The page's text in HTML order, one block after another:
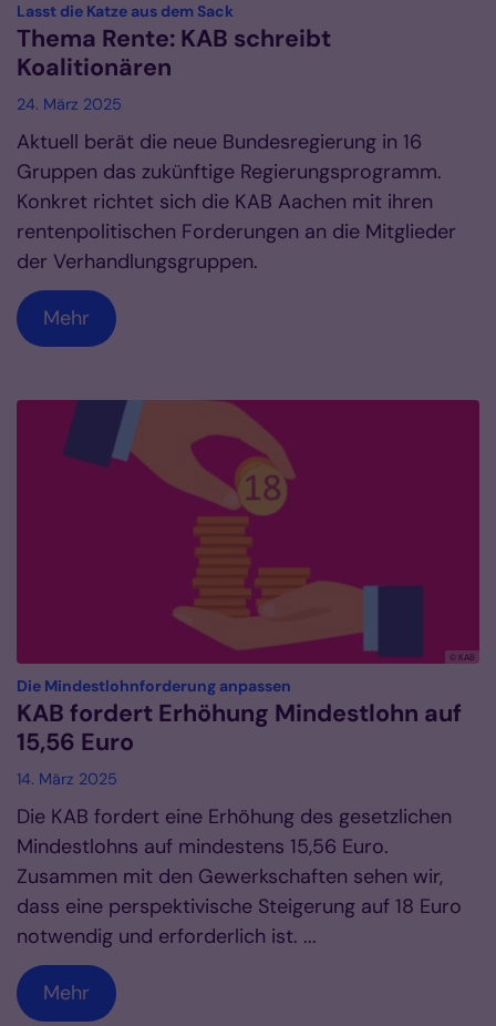
Lasst die Katze aus dem Sack
Thema Rente: KAB schreibt
Koalitionären
24. März 2025
Aktuell berät die neue Bundesregierung in 16
Gruppen das zukünftige Regierungsprogramm.
Konkret richtet sich die KAB Aachen mit ihren
rentenpolitischen Forderungen an die Mitglieder
der Verhandlungsgruppen.
Mehr
© KAB
Die Mindestlohnforderung anpassen
KAB fordert Erhöhung Mindestlohn auf
15,56 Euro
14. März 2025
Die KAB fordert eine Erhöhung des gesetzlichen
Mindestlohns auf mindestens 15,56 Euro.
Zusammen mit den Gewerkschaften sehen wir,
dass eine perspektivische Steigerung auf 18 Euro
notwendig und erforderlich ist. ...
Mehr